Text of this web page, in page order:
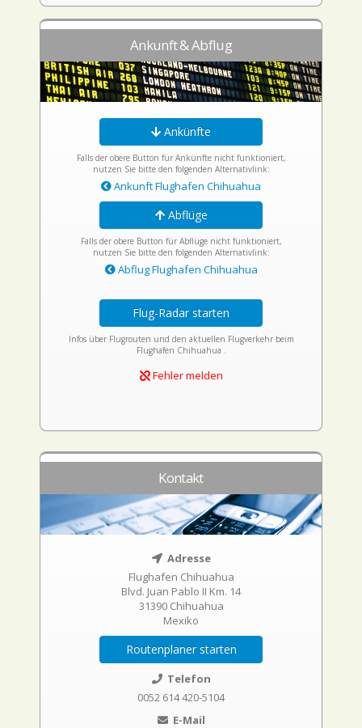
Ankunft & Abflug
Ankünfte
Falls der obere Button für Ankünfte nicht funktioniert,
nutzen Sie bitte den folgenden Alternativlink:
Ankunft Flughafen Chihuahua
Abflüge
Falls der obere Button für Abflüge nicht funktioniert,
nutzen Sie bitte den folgenden Alternativlink:
Abflug Flughafen Chihuahua
Flug-Radar starten
Infos über Flugrouten und den aktuellen Flugverkehr beim
Flughafen Chihuahua .
Fehler melden
Kontakt
Adresse
Flughafen Chihuahua
Blvd. Juan Pablo II Km. 14
31390 Chihuahua
Mexiko
Routenplaner starten
Telefon
0052 614 420-5104
E-Mail